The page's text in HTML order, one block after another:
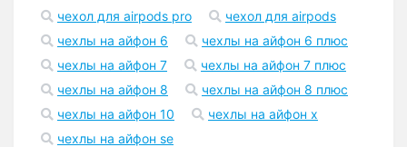
чехол для airpods pro
чехол для airpods
чехлы на айфон 6
чехлы на айфон 6 плюс
чехлы на айфон 7
чехлы на айфон 7 плюс
чехлы на айфон 8
чехлы на айфон 8 плюс
чехлы на айфон 10
чехлы на айфон x
чехлы на айфон se